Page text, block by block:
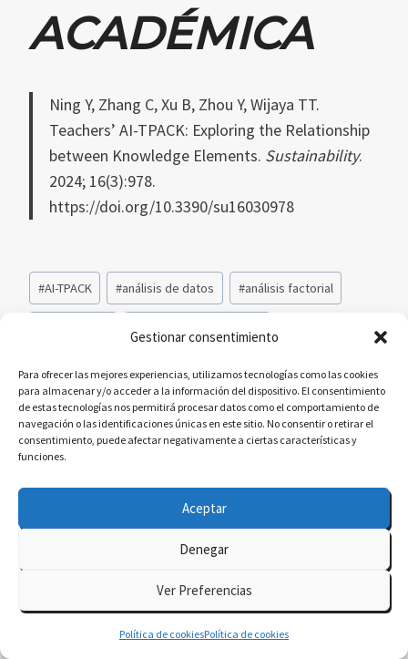
Gestionar consentimiento
Para ofrecer las mejores experiencias, utilizamos tecnologías como las cookies
para almacenar y/o acceder a la información del dispositivo. El consentimiento
de estas tecnologías nos permitirá procesar datos como el comportamiento de
navegación o las identificaciones únicas en este sitio. No consentir o retirar el
consentimiento, puede afectar negativamente a ciertas características y
funciones.
Aceptar
Denegar
Ver Preferencias
Política de cookiesPolítica de cookies
ACADÉMICA
Ning Y, Zhang C, Xu B, Zhou Y, Wijaya TT.
Teachers’ AI-TPACK: Exploring the Relationship
between Knowledge Elements. Sustainability.
2024; 16(3):978.
https://doi.org/10.3390/su16030978
Etiquetas
de
#AI-TPACK #análisis de datos #análisis factorial
Avances Tecnológicos Calidad Educativa
#capacitación de maestros #competencia docente
#conocimiento de contenido
#conocimiento pedagógico #conocimiento tecnológico
#contenido educativo #contenido específico